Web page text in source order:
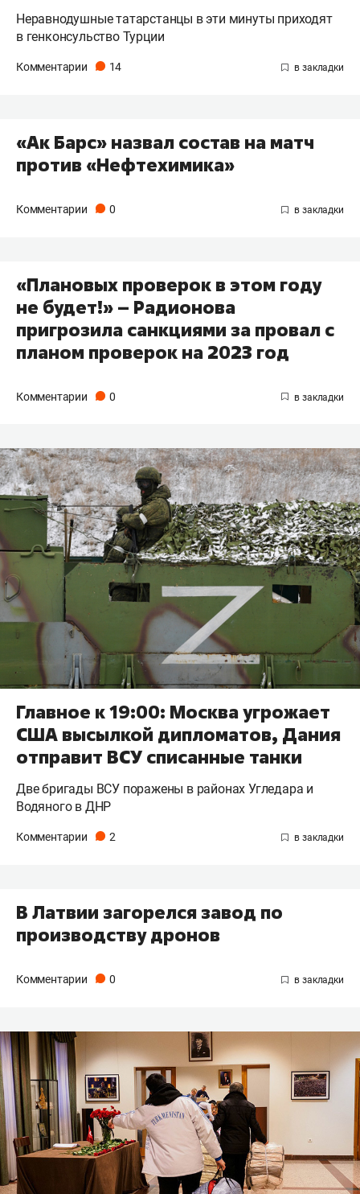
Неравнодушные татарстанцы в эти минуты приходят
в генконсульство Турции
Комментарии 14
«Ак Барс» назвал состав на матч
против «Нефтехимика»
Комментарии 0
«Плановых проверок в этом году
не будет!»​ –​ Радионова
пригрозила санкциями​ за провал с
планом проверок на 2023 год
Комментарии 0
Главное к 19:00: Москва угрожает
США высылкой дипломатов, Дания
отправит ВСУ списанные танки
Две бригады ВСУ поражены в районах Угледара и
Водяного в ДНР
Комментарии 2
В Латвии загорелся завод по
производству дронов
Комментарии 0